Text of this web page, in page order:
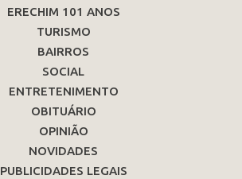
ERECHIM 101 ANOS
TURISMO
BAIRROS
SOCIAL
ENTRETENIMENTO
OBITUÁRIO
OPINIÃO
NOVIDADES
PUBLICIDADES LEGAIS